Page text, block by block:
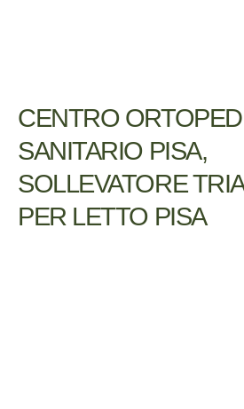
CENTRO
SANITARIO PISA,
SOLLEVATORE
PER LETTO PISA